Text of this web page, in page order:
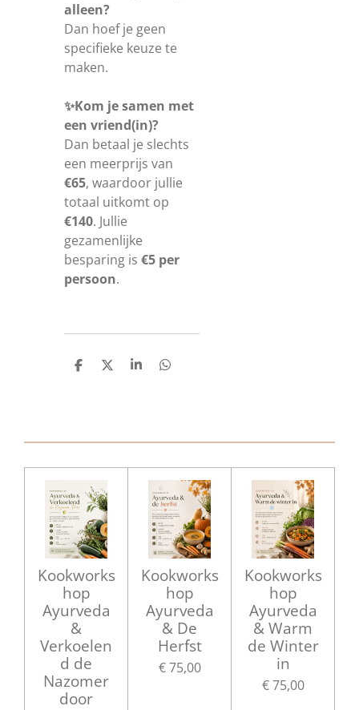
alleen?
Dan hoef je geen
specifieke keuze te
maken.
✨Kom je samen met
een vriend(in)?
Dan betaal je slechts
een meerprijs van
€65, waardoor jullie
totaal uitkomt op
€140. Jullie
gezamenlijke
besparing is €5 per
persoon.
D
D
S
D
Kookworks
hop
Ayurveda
&
Verkoelen
d de
Nazomer
door
Kookworks
hop
Ayurveda
& De
Herfst
€ 75,00
Kookworks
hop
Ayurveda
& Warm
de Winter
in
€ 75,00